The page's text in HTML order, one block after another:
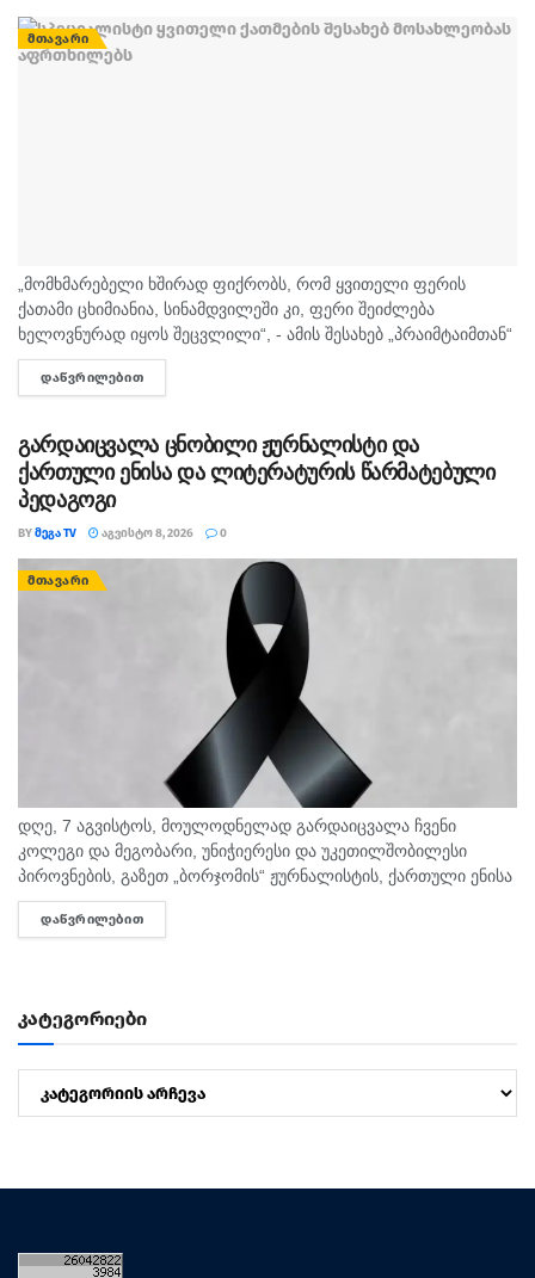
ᲛᲗᲐᲕᲐᲠᲘ
„მომხმარებელი ხშირად ფიქრობს, რომ ყვითელი ფერის
ქათამი ცხიმიანია, სინამდვილეში კი, ფერი შეიძლება
ხელოვნურად იყოს შეცვლილი“, - ამის შესახებ „პრაიმტაიმთან“
სურსათის უვნებლობის სპეციალისტი, ირაკლი არაბული
საუბრობს. „ბაზარი ითხოვს, რომ ქათამი იყოს...
ᲓᲐᲬᲕᲠᲘᲚᲔᲑᲘᲗ
გარდაიცვალა ცნობილი ჟურნალისტი და
ქართული ენისა და ლიტერატურის წარმატებული
პედაგოგი
BYᲛᲔᲒᲐ TV ᲐᲒᲕᲘᲡᲢᲝ 8, 2026 0
ᲛᲗᲐᲕᲐᲠᲘ
დღე, 7 აგვისტოს, მოულოდნელად გარდაიცვალა ჩვენი
კოლეგი და მეგობარი, უნიჭიერესი და უკეთილშობილესი
პიროვნების, გაზეთ „ბორჯომის“ ჟურნალისტის, ქართული ენისა
და ლიტერატურის პედაგოგი მონიკა ჭანტურია. "მეგა ტვ"
უდიდეს მწუხარებას გამოვხატავს მონიკა ჭანტურიას
ᲓᲐᲬᲕᲠᲘᲚᲔᲑᲘᲗ
კატეგორიები